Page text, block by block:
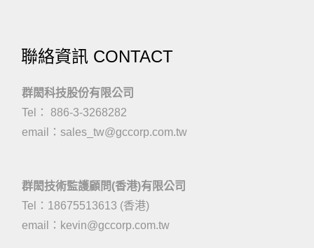
聯絡資訊 CONTACT
群閎科技股份有限公司
Tel： 886-3-3268282
email： sales_tw@gccorp.com.tw
群閎技術監護顧問(香港)有限公司
Tel：18675513613 (香港)
email： kevin@gccorp.com.tw